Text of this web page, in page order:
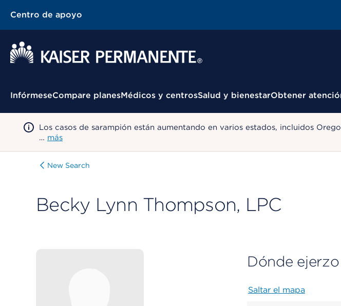
Centro de apoyo
Menú contextual
InfórmeseCompare planesMédicos y centrosSalud y bienestarObtener
Los casos de sarampión están aumentando en varios estados, incluidos
… más
New Search
Becky Lynn Thompson, LPC
Dónde
Saltar el mapa